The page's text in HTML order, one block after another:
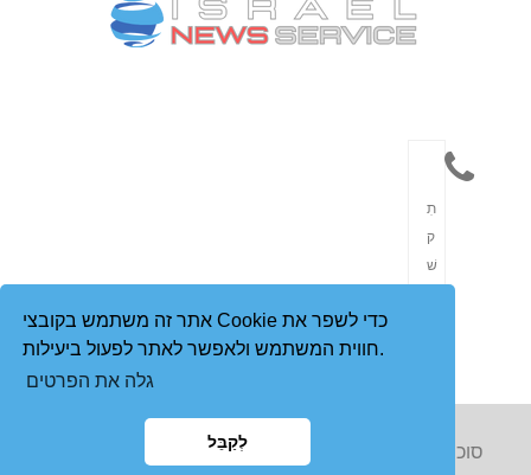
אתר זה משתמש בקובצי Cookie כדי לשפר את
חווית המשתמש ולאפשר לאתר לפעול ביעילות.
גלה את הפרטים
לְקַבֵּל
תִ
ק
שׁ